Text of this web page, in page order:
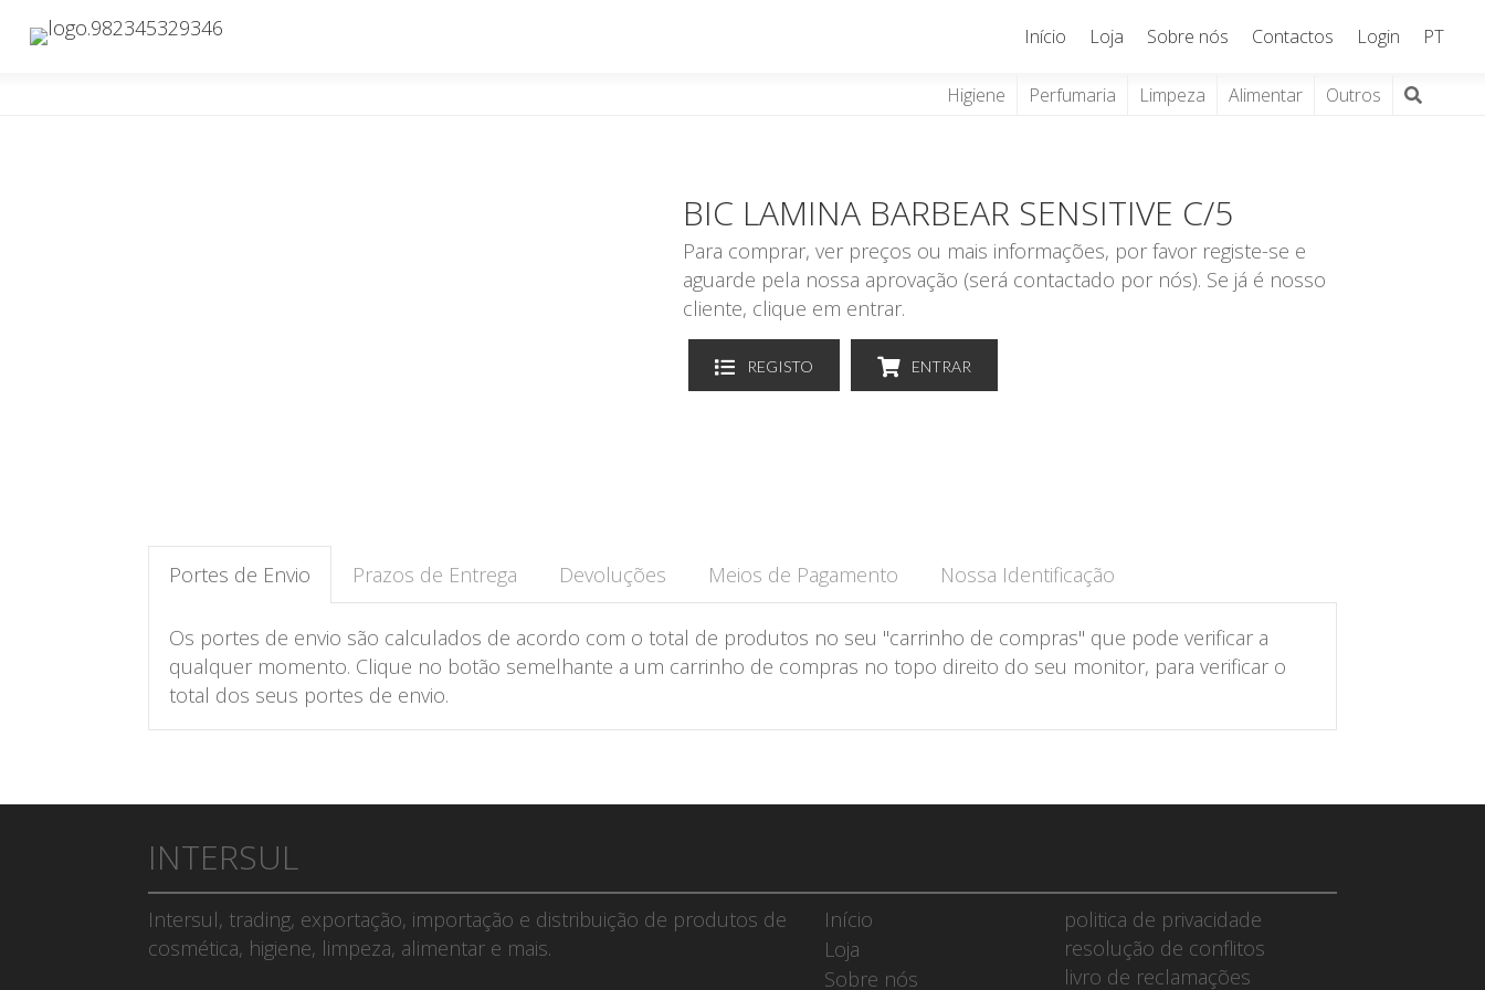
Início Loja Sobre nós Contactos Login PT
Higiene Perfumaria Limpeza Alimentar Outros
BIC LAMINA BARBEAR SENSITIVE C/5
Para comprar, ver preços ou mais informações, por favor registe-se e
aguarde pela nossa aprovação (será contactado por nós). Se já é nosso
cliente, clique em entrar.
REGISTO ENTRAR
Portes de Envio Prazos de Entrega Devoluções Meios de Pagamento Nossa Identificação
Os portes de envio são calculados de acordo com o total de produtos no seu "carrinho de compras" que pode verificar a
qualquer momento. Clique no botão semelhante a um carrinho de compras no topo direito do seu monitor, para verificar o
total dos seus portes de envio.
INTERSUL
Intersul, trading, exportação, importação e distribuição de produtos de
cosmética, higiene, limpeza, alimentar e mais.
Início
Loja
Sobre nós
politica de privacidade
resolução de conflitos
livro de reclamações